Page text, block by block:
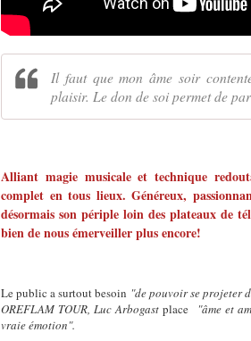
Il faut que mon âme soir
plaisir. Le don de soi permet de
Alliant magie musicale et technique
complet en tous lieux. Généreux,
désormais son périple loin des plateaux de
bien de nous émerveiller plus encore!
Le public a surtout besoin "de pouvoir se projeter
OREFLAM TOUR, Luc Arbogastplace "âme et
vraie émotion".